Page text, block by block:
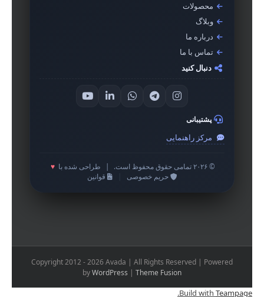
محصولات
وبلاگ
درباره ما
تماس با ما
دنبال کنید
پشتیبانی
مرکز راهنمایی
© ۲۰۲۶ تمامی حقوق محفوظ است. طراحی شده با ♥
حریم خصوصی
قوانین
Copyright 2012 - 2026 Avada | All Rights Reserved | Powered
byWordPress | Theme Fusion
Build with Teampage
.